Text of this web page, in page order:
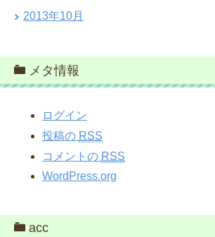
2013年10月
メタ情報
ログイン
投稿の RSS
コメントの RSS
WordPress.org
acc